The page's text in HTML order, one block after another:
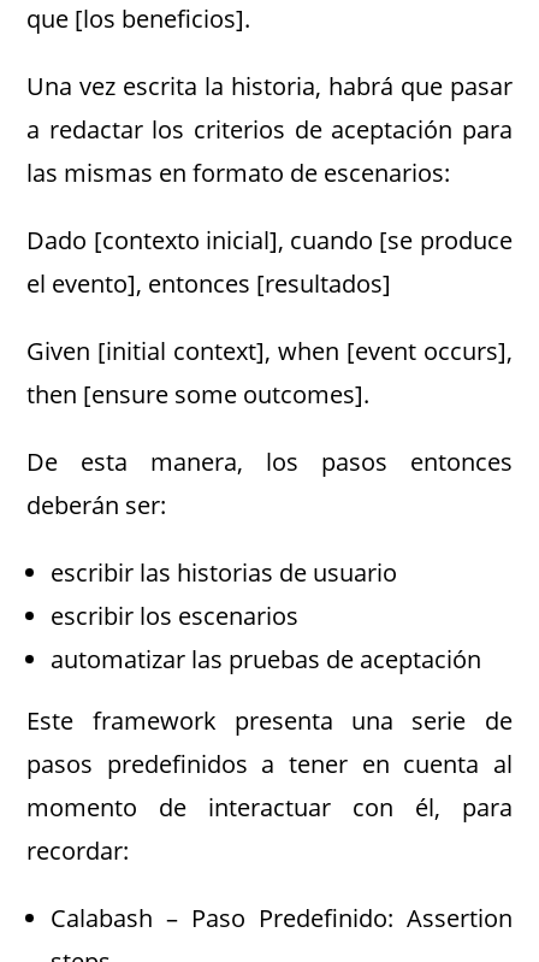
que [los beneficios].
Una vez escrita la historia, habrá que pasar
a redactar los criterios de aceptación para
las mismas en formato de escenarios:
Dado [contexto inicial], cuando [se produce
el evento], entonces [resultados]
Given [initial context], when [event occurs],
then [ensure some outcomes].
De esta manera, los pasos entonces
deberán ser:
escribir las historias de usuario
escribir los escenarios
automatizar las pruebas de aceptación
Este framework presenta una serie de
pasos predefinidos a tener en cuenta al
momento de interactuar con él, para
recordar:
Calabash – Paso Predefinido: Assertion